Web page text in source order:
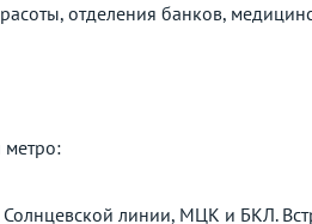
отделения банков,
линии, МЦК и БКЛ.